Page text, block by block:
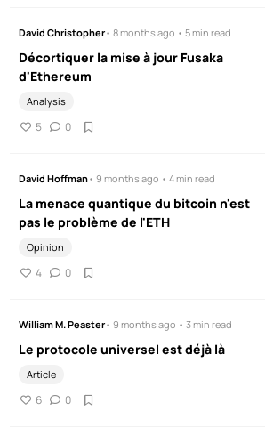
David Christopher• 8 months ago • 5 min read
Décortiquer la mise à jour Fusaka
d'Ethereum
Analysis
5 0
David Hoffman• 9 months ago • 4 min read
La menace quantique du bitcoin n'est
pas le problème de l'ETH
Opinion
4 0
William M. Peaster• 9 months ago • 3 min read
Le protocole universel est déjà là
Article
6 0